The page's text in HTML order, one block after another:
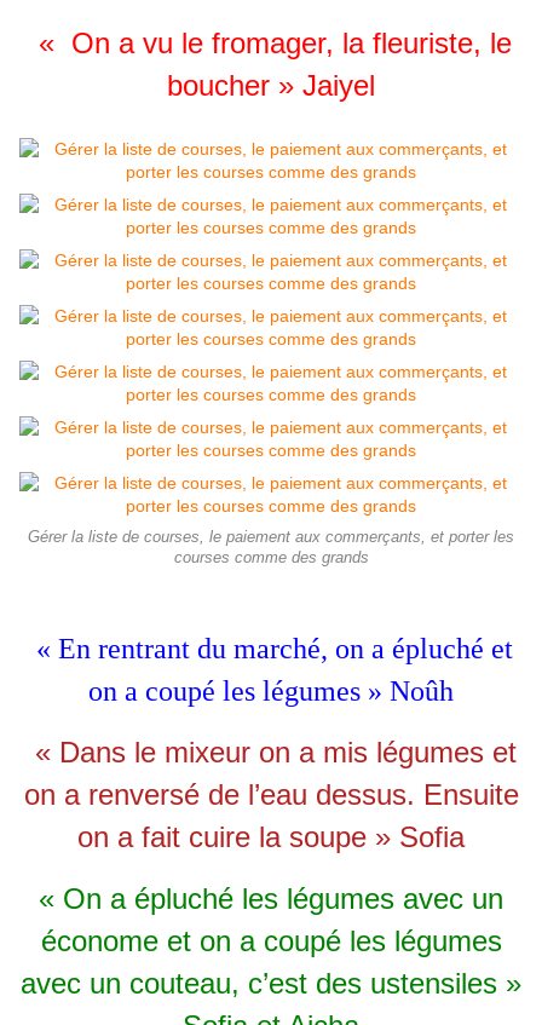
« On a vu le fromager, la fleuriste, le
boucher » Jaiyel
Gérer la liste de courses, le paiement aux commerçants, et porter les
courses comme des grands
« En rentrant du marché, on a épluché et
on a coupé les légumes » Noûh
« Dans le mixeur on a mis légumes et
on a renversé de l’eau dessus. Ensuite
on a fait cuire la soupe » Sofia
« On a épluché les légumes avec un
économe et on a coupé les légumes
avec un couteau, c’est des ustensiles »